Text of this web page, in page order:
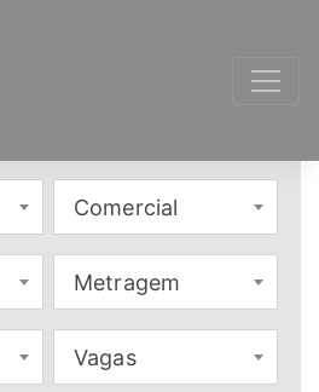
Comercial
Metragem
Vagas